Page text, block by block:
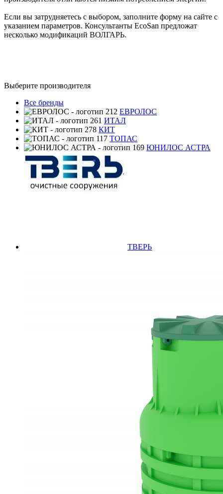
Если вы затрудняетесь с выбором, заполните форму на сайте с
указанием параметров. Консультанты EcoSan предложат
несколько модификаций ВОЛГАРЬ.
Выберите производителя
Все бренды
ЕВРОЛОС
ИТАЛ
КИТ
ТОПАС
ЮНИЛОС АСТРА
ТВЕРЬ